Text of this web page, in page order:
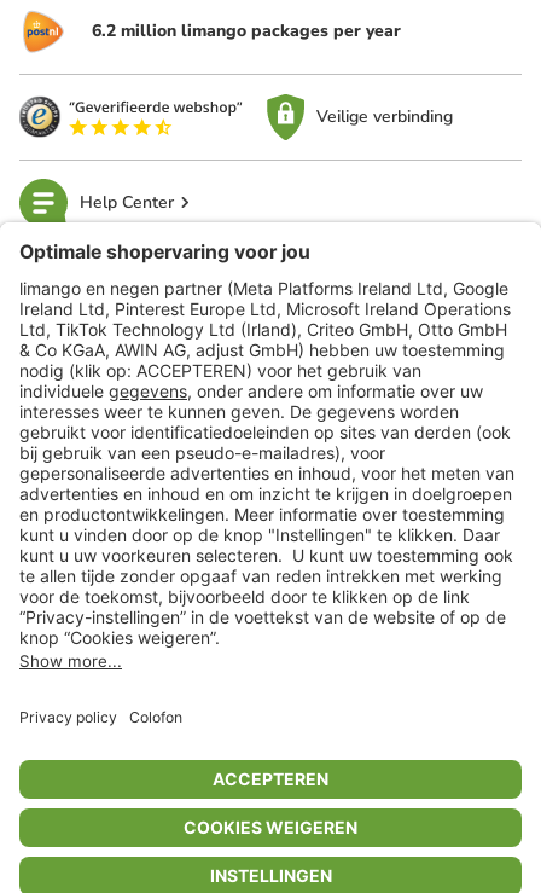
In winkelwagentje voor
6.2 million limango packages per year
Veilige verbinding
Help Center
limango
Veilig winkelen
Klantenservice
Shop
Acties
limango.de limango.pl
** Alle prijsopgaven zijn inclusief belasting en exclusief verzendkosten
ᵃ Bij een minimale bestelwaarde van €15.